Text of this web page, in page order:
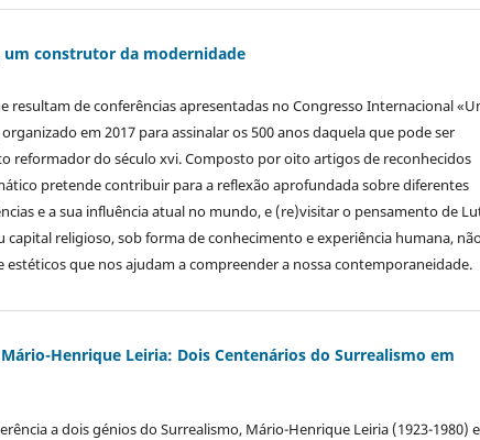
construtor da modernidade
resultam de conferências apresentadas no Congresso Internacional
em 2017 para assinalar os 500 anos daquela que pode ser
reformador do século xvi. Composto por oito artigos de reconhecidos
pretende contribuir para a reflexão aprofundada sobre diferentes
e a sua influência atual no mundo, e (re)visitar o pensamento de
religioso, sob forma de conhecimento e experiência humana,
que nos ajudam a compreender a nossa contemporaneidade.
Henrique Leiria: Dois Centenários do Surrealismo em
a dois génios do Surrealismo, Mário-Henrique Leiria (1923-1980) e